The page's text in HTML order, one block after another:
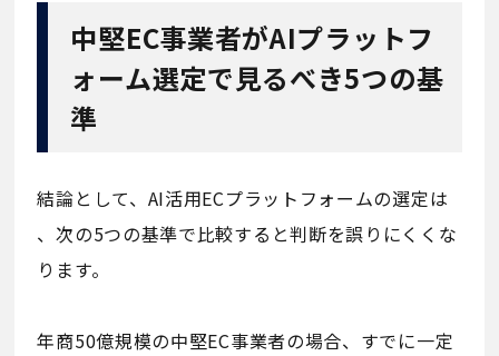
中堅EC事業者がAIプラットフ
ォーム選定で見るべき5つの基
準
結論として、AI活用ECプラットフォームの選定は
、次の5つの基準で比較すると判断を誤りにくくな
ります。
年商50億規模の中堅EC事業者の場合、すでに一定